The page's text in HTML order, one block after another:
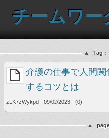
チームワー
Tag :
介護の仕事で人間
するコツとは
zLK7zWykpd - 09/02/2023 - (0)